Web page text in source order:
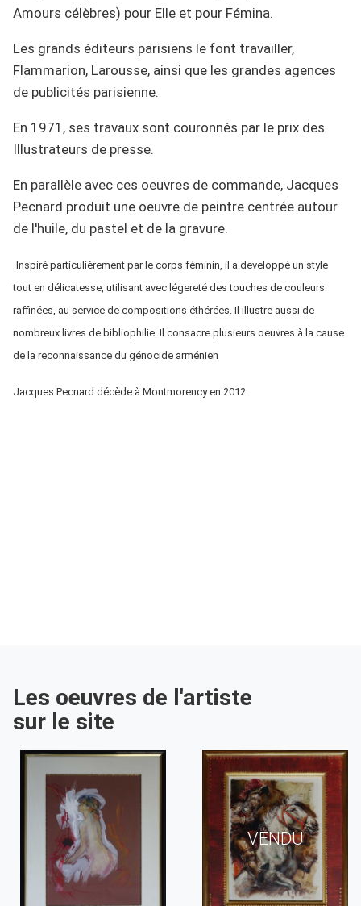
Amours célèbres) pour Elle et pour Fémina.
Les grands éditeurs parisiens le font travailler,
Flammarion, Larousse, ainsi que les grandes agences
de publicités parisienne.
En 1971, ses travaux sont couronnés par le prix des
Illustrateurs de presse.
En parallèle avec ces oeuvres de commande, Jacques
Pecnard produit une oeuvre de peintre centrée autour
de l'huile, du pastel et de la gravure.
Inspiré particulièrement par le corps féminin, il a developpé un style
tout en délicatesse, utilisant avec légereté des touches de couleurs
raffinées, au service de compositions éthérées. Il illustre aussi de
nombreux livres de bibliophilie. Il consacre plusieurs oeuvres à la cause
de la reconnaissance du génocide arménien
Jacques Pecnard décède à Montmorency en 2012
Les oeuvres de l'artiste
sur le site
VENDU